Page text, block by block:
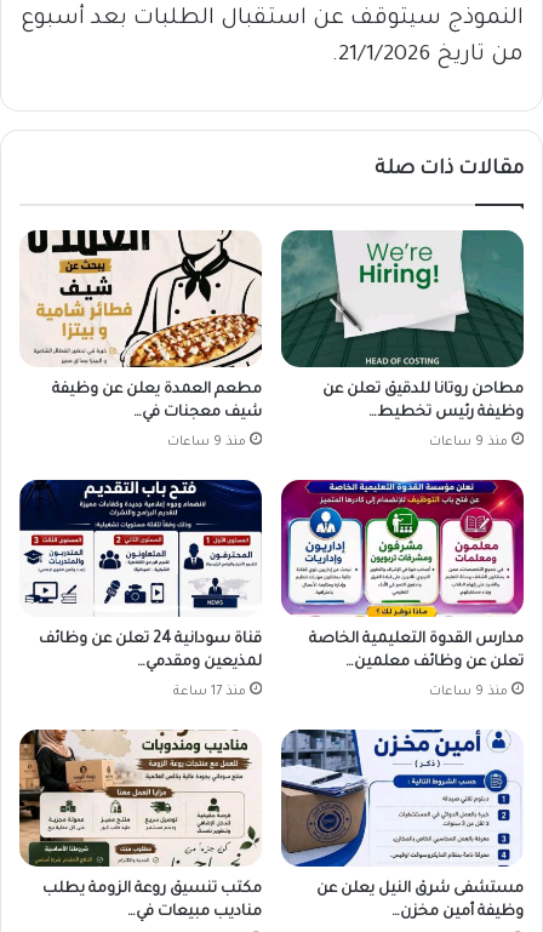
النموذج سيتوقف عن استقبال الطلبات بعد أسبوع
من تاريخ 21/1/2026.
مقالات ذات صلة
مطاحن روتانا للدقيق تعلن عن
وظيفة رئيس تخطيط…
منذ 9 ساعات
مطعم العمدة يعلن عن وظيفة
شيف معجنات في…
منذ 9 ساعات
مدارس القدوة التعليمية الخاصة
تعلن عن وظائف معلمين…
منذ 9 ساعات
قناة سودانية 24 تعلن عن وظائف
لمذيعين ومقدمي…
منذ 17 ساعة
مستشفى شرق النيل يعلن عن
وظيفة أمين مخزن…
مكتب تنسيق روعة الزومة يطلب
مناديب مبيعات في…